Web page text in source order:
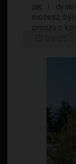
jak i
możesz
proszę o